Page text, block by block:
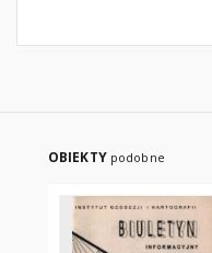
OBIEKTY podobne